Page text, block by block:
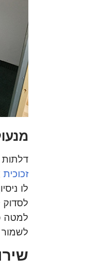
דלתות
זכוכית
לו
למטה
לשמור